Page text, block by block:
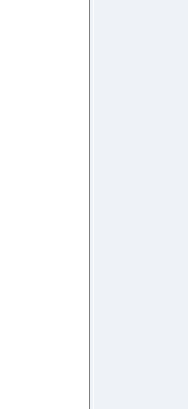
qualityxcellenc